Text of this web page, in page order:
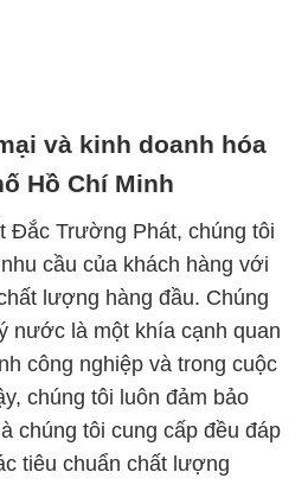
và kinh doanh hóa
Hồ Chí Minh
Đắc Trường Phát, chúng tôi
cầu của khách hàng với
lượng hàng đầu. Chúng
nước là một khía cạnh quan
công nghiệp và trong cuộc
chúng tôi luôn đảm bảo
chúng tôi cung cấp đều đáp
tiêu chuẩn chất lượng